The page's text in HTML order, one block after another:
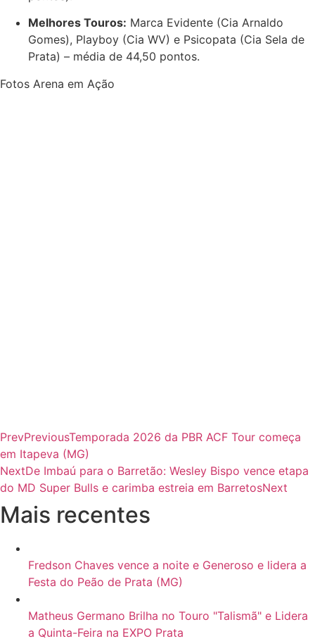
Melhores Touros: Marca Evidente (Cia Arnaldo
Gomes), Playboy (Cia WV) e Psicopata (Cia Sela de
Prata) – média de 44,50 pontos.
Fotos Arena em Ação
PrevPreviousTemporada 2026 da PBR ACF Tour começa
em Itapeva (MG)
NextDe Imbaú para o Barretão: Wesley Bispo vence etapa
do MD Super Bulls e carimba estreia em BarretosNext
Mais recentes
Fredson Chaves vence a noite e Generoso e lidera a
Festa do Peão de Prata (MG)
Matheus Germano Brilha no Touro "Talismã" e Lidera
a Quinta-Feira na EXPO Prata